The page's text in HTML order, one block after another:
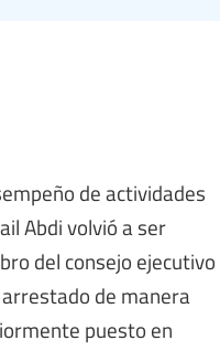
de actividades
Abdi volvió a ser
del consejo ejecutivo
arrestado de manera
puesto en